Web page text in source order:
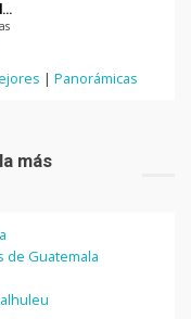
| Panorámicas
más
de Guatemala